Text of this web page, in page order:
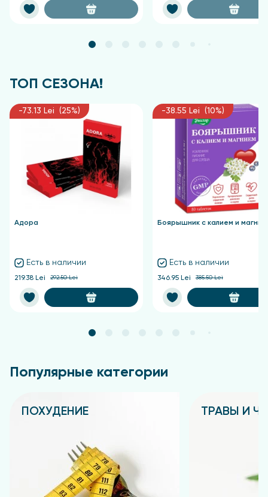
ТОП СЕЗОНА!
-73.13 Lei (25%)
Адора
Есть в наличии
219.38 Lei 292.50 Lei
-38.55 Lei (10%)
Боярышник с калием и
Есть в наличии
346.95 Lei 385.50 Lei
Популярные категории
ПОХУДЕНИЕ ТРАВЫ И